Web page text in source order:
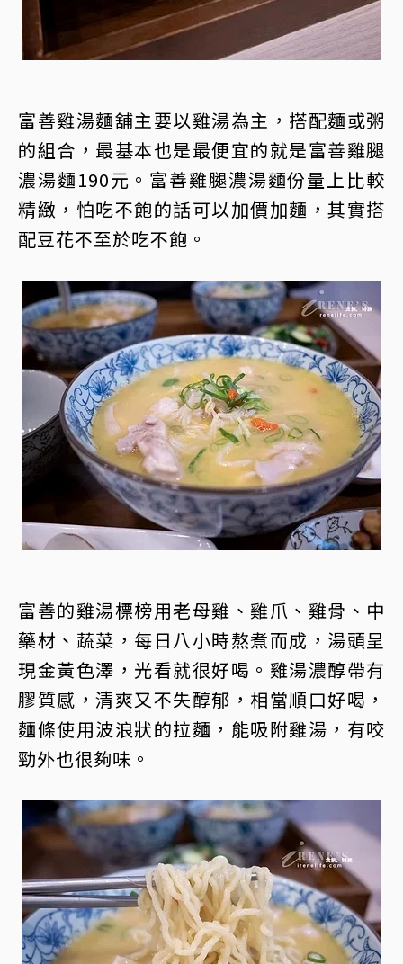
富善雞湯麵舖主要以雞湯為主，搭配麵或粥
的組合，最基本也是最便宜的就是富善雞腿
濃湯麵190元。富善雞腿濃湯麵份量上比較
精緻，怕吃不飽的話可以加價加麵，其實搭
配豆花不至於吃不飽。
富善的雞湯標榜用老母雞、雞爪、雞骨、中
藥材、蔬菜，每日八小時熬煮而成，湯頭呈
現金黃色澤，光看就很好喝。雞湯濃醇帶有
膠質感，清爽又不失醇郁，相當順口好喝，
麵條使用波浪狀的拉麵，能吸附雞湯，有咬
勁外也很夠味。